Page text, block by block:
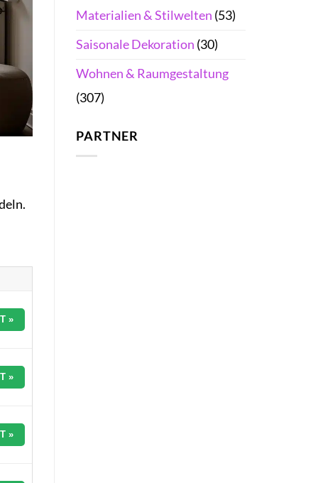
»
»
»
Materialien & Stilwelten (53)
Saisonale Dekoration (30)
Wohnen & Raumgestaltung
(307)
PARTNER